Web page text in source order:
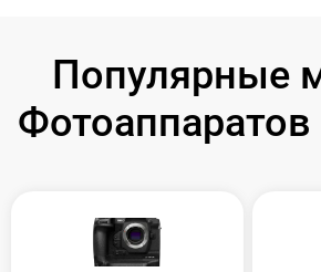
Популярные
Фотоаппаратов